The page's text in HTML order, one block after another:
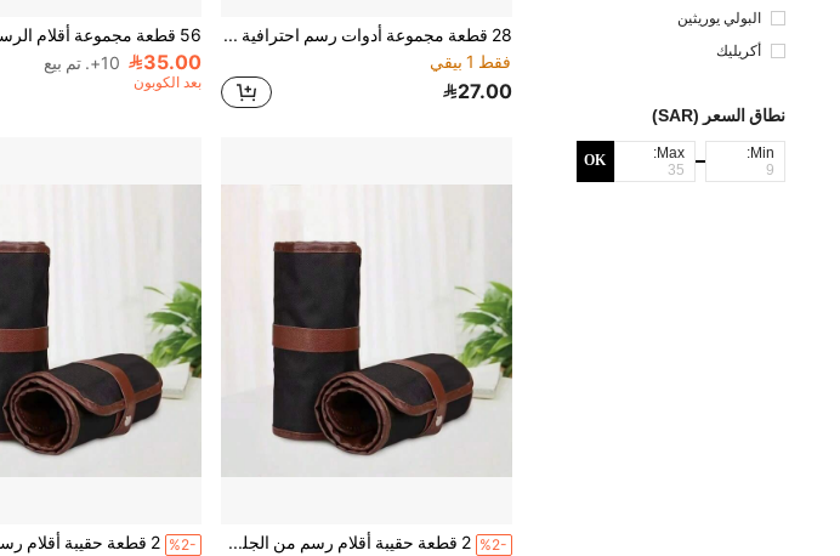
البولي يوريثين
أكريليك
نطاق السعر (SAR)
Min:
Max:
OK
28 قطعة مجموعة أدوات رسم احترافية للفنانين، تشمل أقلام رصاص جرافيت عالية الجودة، أقلام فحم، مبراة أقلام، ممحاة، مناسبة لإنشاء الأعمال الفنية وإعداد المحفظة الفنية
فقط 1 بيقي
27.00
35.00 10+. تم بيع
بعد الكوبون
%2-
2 قطعة حقيبة أقلام رسم من الجلد، حامل أقلام ملونة لطالب الفنون
%2-